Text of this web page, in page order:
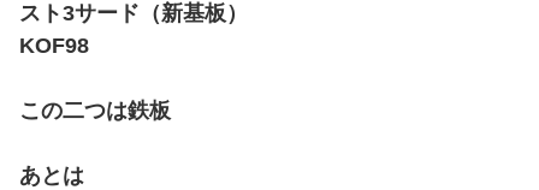
スト3サード（新基板）
KOF98
この二つは鉄板
あとは